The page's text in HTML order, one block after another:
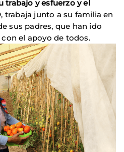
trabajo y esfuerzo y el
, trabaja junto a su familia en
sus padres, que han ido
el apoyo de todos.